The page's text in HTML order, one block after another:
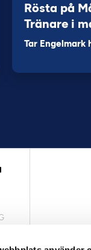
Rösta på
Tränare i
Tar Engelmark